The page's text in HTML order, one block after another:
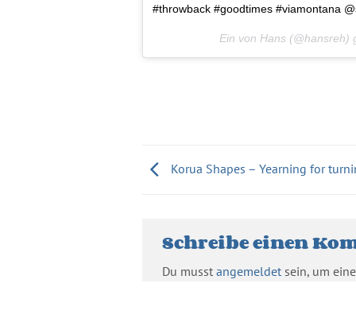
#throwback #goodtimes #viamontana
Ein von Hans (@hansreh)
Korua Shapes – Yearning for
Schreibe einen
Du musst angemeldetsein, um